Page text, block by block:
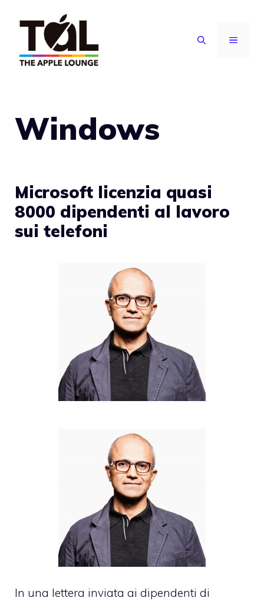
contenuto
MENU
Windows
Microsoft licenzia quasi
8000 dipendenti al lavoro
sui telefoni
In una lettera inviata ai dipendenti di